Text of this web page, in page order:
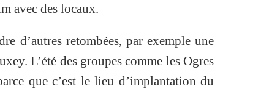
avec des locaux.
d’autres retombées, par exemple une
L’été des groupes comme les Ogres
que c’est le lieu d’implantation du